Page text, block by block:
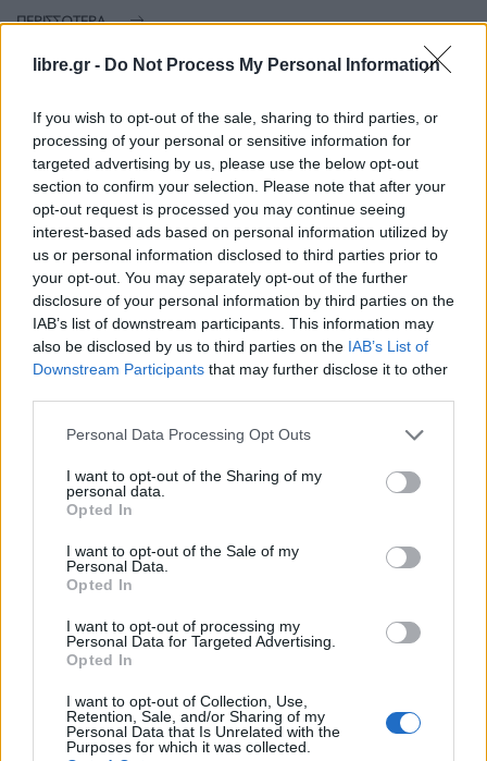
libre.gr - Do Not Process My Personal Information
If you wish to opt-out of the sale, sharing to third parties, or
processing of your personal or sensitive information for
targeted advertising by us, please use the below opt-out
section to confirm your selection. Please note that after your
opt-out request is processed you may continue seeing
interest-based ads based on personal information utilized by
us or personal information disclosed to third parties prior to
your opt-out. You may separately opt-out of the further
disclosure of your personal information by third parties on the
IAB’s list of downstream participants. This information may
also be disclosed by us to third parties on the IAB’s List of
Downstream Participants that may further disclose it to other
Personal Data Processing Opt Outs
I want to opt-out of the Sharing of my
personal data.
Opted In
I want to opt-out of the Sale of my
Personal Data.
Opted In
I want to opt-out of processing my
Personal Data for Targeted Advertising.
Opted In
I want to opt-out of Collection, Use,
Retention, Sale, and/or Sharing of my
Personal Data that Is Unrelated with the
Purposes for which it was collected.
ΠΕΡΙΣΣΌΤΕΡΑ ...
συνάντηση των μελών της ΕΛΑΣ την
15 Ιουλίου, 2026
Πρώτη διαδικτυακή συνάντηση την Πέμπτη 16
Ιουλίου στις 7 το απόγευμα, σύμφωνα με όσα
ανέφερε ο Αλέξης Τσίπρας σε μήνυμά του, από τα
μέσα κοινωνικής δικτύωσης.